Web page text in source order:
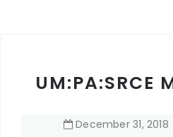
UM:PA:SRCE
December 31, 2018